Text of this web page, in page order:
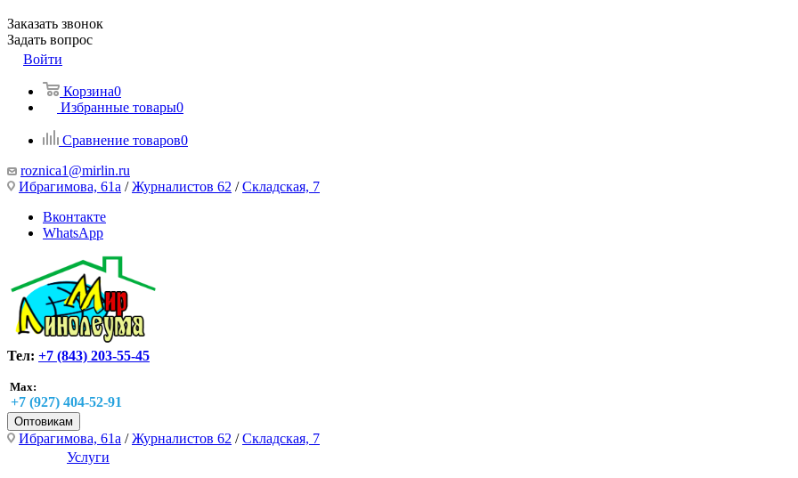
Заказать звонок
Задать вопрос
Войти
Корзина0
Избранные товары0
Сравнение товаров0
roznica1@mirlin.ru
Ибрагимова, 61а /Журналистов 62 /Складская, 7
Вконтакте
WhatsApp
Тел: +7 (843) 203-55-45
Max:
+7 (927) 404-52-91
Оптовикам
Ибрагимова, 61а /Журналистов 62 /Складская, 7
Услуги